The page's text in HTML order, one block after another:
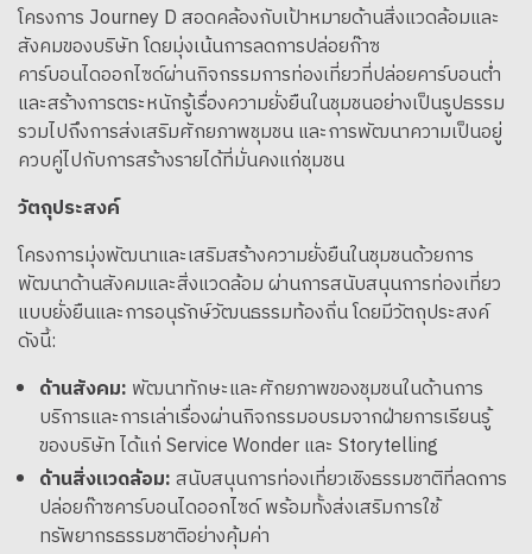
โครงการ Journey D สอดคล้องกับเป้าหมายด้านสิ่งแวดล้อมและ
สังคมของบริษัท โดยมุ่งเน้นการลดการปล่อยก๊าซ
คาร์บอนไดออกไซด์ผ่านกิจกรรมการท่องเที่ยวที่ปล่อยคาร์บอนต่ำ
และสร้างการตระหนักรู้เรื่องความยั่งยืนในชุมชนอย่างเป็นรูปธรรม
รวมไปถึงการส่งเสริมศักยภาพชุมชน และการพัฒนาความเป็นอยู่
ควบคู่ไปกับการสร้างรายได้ที่มั่นคงแก่ชุมชน
วัตถุประสงค์
โครงการมุ่งพัฒนาและเสริมสร้างความยั่งยืนในชุมชนด้วยการ
พัฒนาด้านสังคมและสิ่งแวดล้อม ผ่านการสนับสนุนการท่องเที่ยว
แบบยั่งยืนและการอนุรักษ์วัฒนธรรมท้องถิ่น โดยมีวัตถุประสงค์
ดังนี้:
ด้านสังคม: พัฒนาทักษะและศักยภาพของชุมชนในด้านการ
บริการและการเล่าเรื่องผ่านกิจกรรมอบรมจากฝ่ายการเรียนรู้
ของบริษัท ได้แก่ Service Wonder และ Storytelling
ด้านสิ่งแวดล้อม:สนับสนุนการท่องเที่ยวเชิงธรรมชาติที่ลดการ
ปล่อยก๊าซคาร์บอนไดออกไซด์ พร้อมทั้งส่งเสริมการใช้
ทรัพยากรธรรมชาติอย่างคุ้มค่า